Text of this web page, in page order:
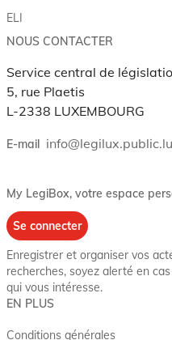
ELI
NOUS CONTACTER
Service central de
5, rue Plaetis
L-2338 LUXEMBOURG
E-mail info@legilux.public.lu
My LegiBox, votre espace
Se connecter
Enregistrer et organiser vos
recherches, soyez alerté en
qui vous intéresse.
EN PLUS
Conditions générales